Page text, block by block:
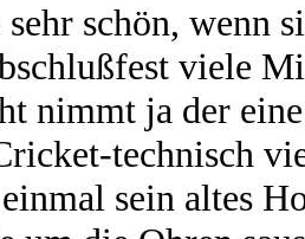
sehr schön, wenn
viele
nimmt ja der
technisch
sein altes